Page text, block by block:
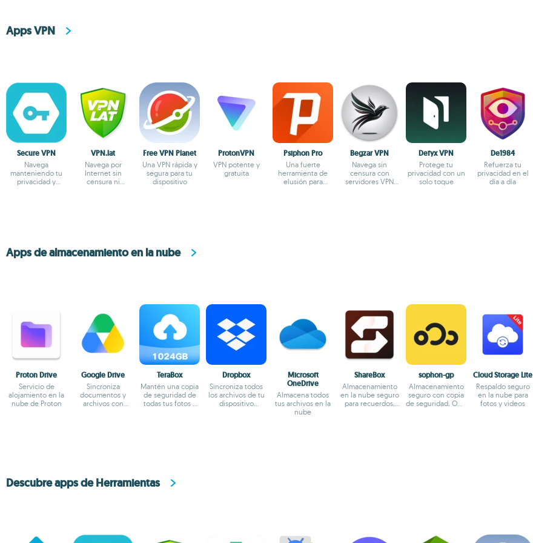
Apps VPN
Secure VPN
Navega
manteniendo tu
privacidad y
VPN.lat
Navega por
Internet sin
censura ni
Free VPN Planet
Una VPN rápida y
segura para tu
dispositivo
ProtonVPN
VPN potente y
gratuita
Psiphon Pro
Una fuerte
herramienta de
elusión para
Begzar VPN
Navega sin
censura con
servidores VPN
Defyx VPN
Protege tu
privacidad con un
solo toque
De1984
Refuerza tu
privacidad en el
día a día
Apps de almacenamiento en la nube
Proton Drive
Servicio de
alojamiento en la
nube de Proton
Google Drive
Sincroniza
documentos y
archivos con
TeraBox
Mantén una copia
de seguridad de
todas tus fotos y
Dropbox
Sincroniza todos
los archivos de tu
dispositivo
Microsoft
OneDrive
Almacena todos
tus archivos en la
nube
ShareBox
Almacenamiento
en la nube seguro
para recuerdos,
sophon-gp
Almacenamiento
seguro con copia
de seguridad, OCR
Cloud Storage Lite
Respaldo seguro
en la nube para
fotos y videos
Descubre apps de Herramientas